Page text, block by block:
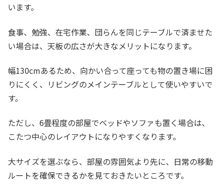
います。
食事、勉強、在宅作業、団らんを同じテーブルで済ませた
い場合は、天板の広さが大きなメリットになります。
幅130cmあるため、向かい合って座っても物の置き場に困
りにくく、リビングのメインテーブルとして使いやすいで
す。
ただし、6畳程度の部屋でベッドやソファも置く場合は、
こたつ中心のレイアウトになりやすくなります。
大サイズを選ぶなら、部屋の雰囲気より先に、日常の移動
ルートを確保できるかを見ておきたいところです。